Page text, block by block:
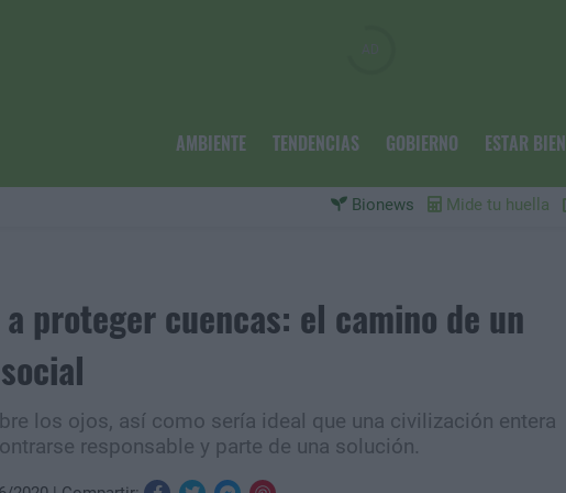
AMBIENTE TENDENCIAS GOBIERNO ESTAR BIEN
Bionews Mide tu huella
proteger cuencas: el camino de un
los ojos, así como sería ideal que una civilización entera
responsable y parte de una solución.